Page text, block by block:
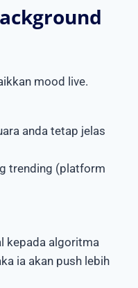
mood live.
anda tetap jelas
trending (platform
kepada algoritma
ia akan push lebih